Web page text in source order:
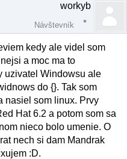
workyb
Návštevník
kedy ale videl som
a moc ma to
uzivatel Windowsu ale
do {}. Tak som
nasiel som linux. Prvy
Hat 6.2 a potom som sa
nieco bolo umenie. O
nech si dam Mandrak
:D.